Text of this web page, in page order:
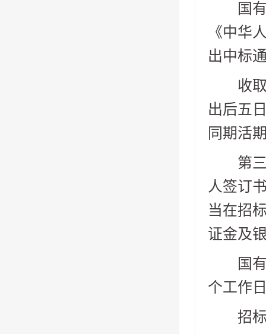
国有
《中华
出中标
收取
出后五
同期活
第三
人签订
当在招
证金及
国有
个工作
招标